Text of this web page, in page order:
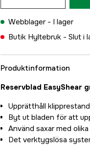
Webblager - I lager
Butik Hyltebruk - Slut i
Produktinformation
Reservblad EasyShear
Upprätthåll
Byt ut bladen för att
Använd saxar med
Det verktygslösa